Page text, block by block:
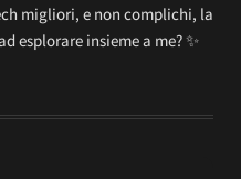
migliori, e non complichi, la
esplorare insieme a me? ✨